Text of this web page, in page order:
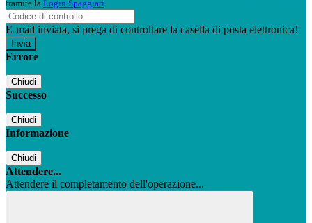
tramite la Login Spaggiari
E-mail inviata, si prega di controllare la casella di posta elettronica!
Errore
Chiudi
Successo
Chiudi
Informazione
Chiudi
Attendere...
Attendere il completamento dell'operazione...